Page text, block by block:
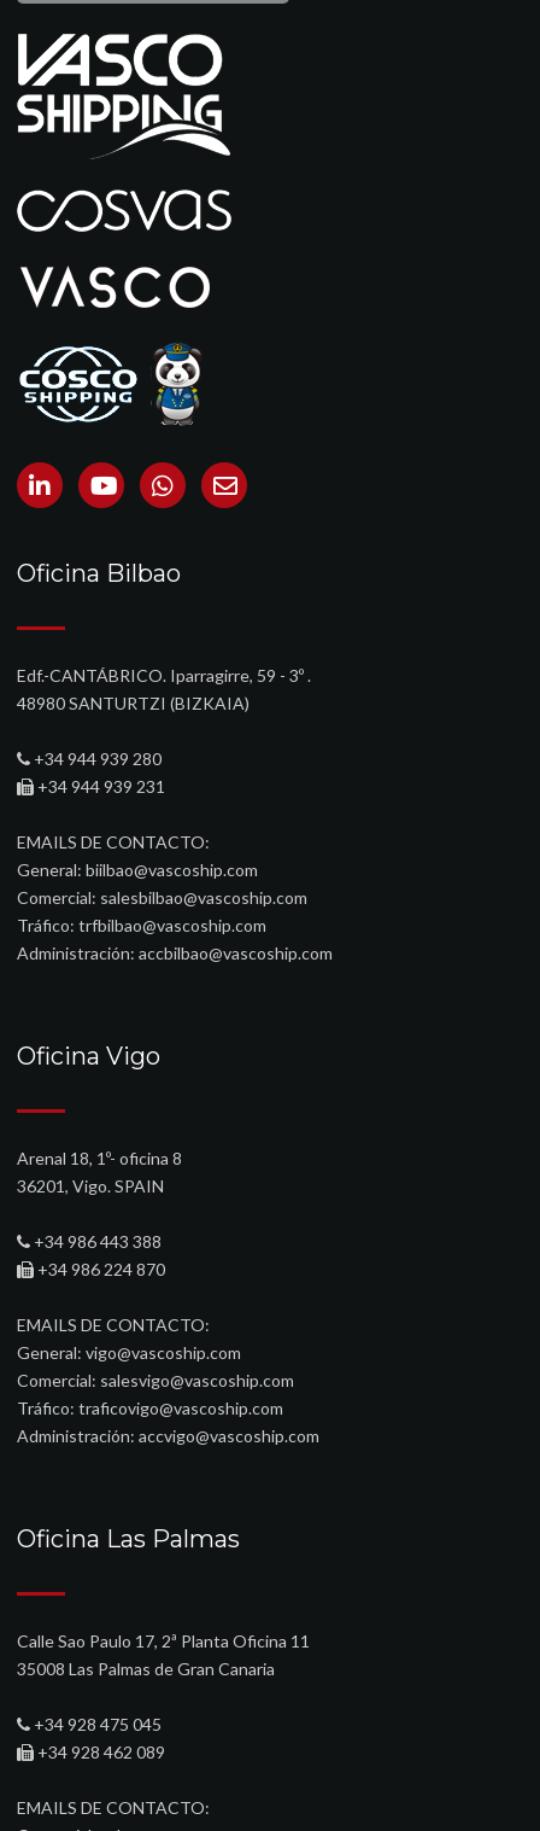
Oficina Bilbao
Edf.-CANTÁBRICO. Iparragirre, 59 - 3º .
48980 SANTURTZI (BIZKAIA)‎
+34 944 939 280
+34 944 939 231
EMAILS DE CONTACTO:
General: biilbao@vascoship.com
Comercial: salesbilbao@vascoship.com
Tráfico: trfbilbao@vascoship.com
Administración: accbilbao@vascoship.com
Oficina Vigo
Arenal 18, 1º- oficina 8
36201, Vigo. SPAIN
+34 986 443 388
+34 986 224 870
EMAILS DE CONTACTO:
General: vigo@vascoship.com
Comercial: salesvigo@vascoship.com
Tráfico: traficovigo@vascoship.com
Administración: accvigo@vascoship.com
Oficina Las Palmas
Calle Sao Paulo 17, 2ª Planta Oficina 11
35008 Las Palmas de Gran Canaria
+34 928 475 045
+34 928 462 089
EMAILS DE CONTACTO: